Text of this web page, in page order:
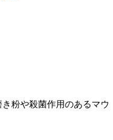
粉や殺菌作用のあるマウ